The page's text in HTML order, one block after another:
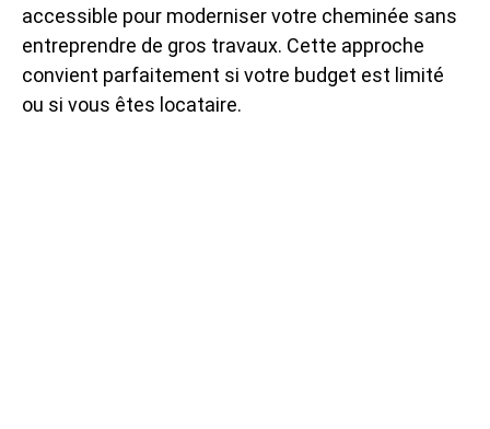
accessible pour moderniser votre cheminée sans
entreprendre de gros travaux. Cette approche
convient parfaitement si votre budget est limité
ou si vous êtes locataire.